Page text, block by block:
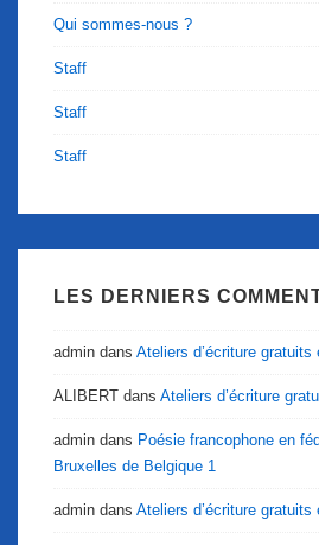
Qui sommes-nous ?
Staff
Staff
Staff
LES DERNIERS
admin dans Ateliers d’écriture gratuits
ALIBERT dans Ateliers d’écriture
admin dans Poésie francophone en
Bruxelles de Belgique 1
admin dans Ateliers d’écriture gratuits